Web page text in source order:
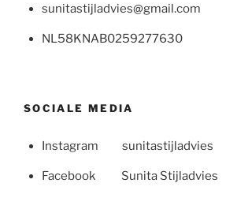
sunitastijladvies@gmail.com
NL58KNAB0259277630
SOCIALE MEDIA
Instagram sunitastijladvies
Facebook Sunita Stijladvies